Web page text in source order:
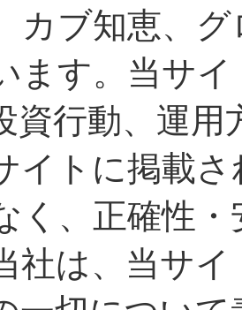
カブ知恵、
ます。当サ
資行動、運
イトに掲載
く、正確性
社は、当サ